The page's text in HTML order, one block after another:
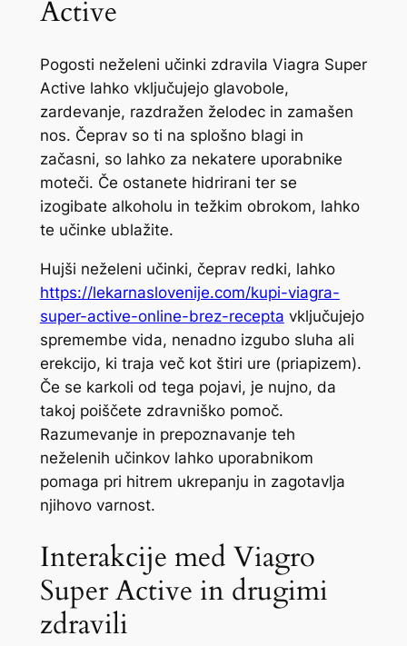
Active
Pogosti neželeni učinki zdravila Viagra Super
Active lahko vključujejo glavobole,
zardevanje, razdražen želodec in zamašen
nos. Čeprav so ti na splošno blagi in
začasni, so lahko za nekatere uporabnike
moteči. Če ostanete hidrirani ter se
izogibate alkoholu in težkim obrokom, lahko
te učinke ublažite.
Hujši neželeni učinki, čeprav redki, lahko
https://lekarnaslovenije.com/kupi-viagra-
super-active-online-brez-recepta vključujejo
spremembe vida, nenadno izgubo sluha ali
erekcijo, ki traja več kot štiri ure (priapizem).
Če se karkoli od tega pojavi, je nujno, da
takoj poiščete zdravniško pomoč.
Razumevanje in prepoznavanje teh
neželenih učinkov lahko uporabnikom
pomaga pri hitrem ukrepanju in zagotavlja
njihovo varnost.
Interakcije med Viagro
Super Active in drugimi
zdravili